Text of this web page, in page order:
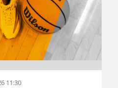
11:30